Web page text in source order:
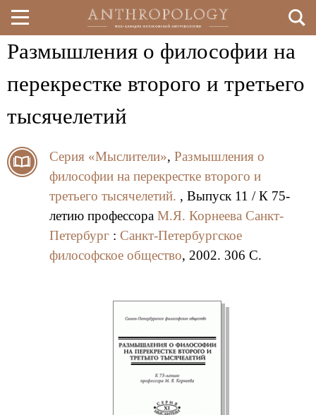
Перейти
Размышления о философии на
перекрестке второго и третьего
тысячелетий
Серия «Мыслители», Размышления о
философии на перекрестке второго и
третьего тысячелетий. , Выпуск 11 / К 75-
летию профессора М.Я. Корнеева Санкт-
Петербург : Санкт-Петербургское
философское общество, 2002. 306 C.